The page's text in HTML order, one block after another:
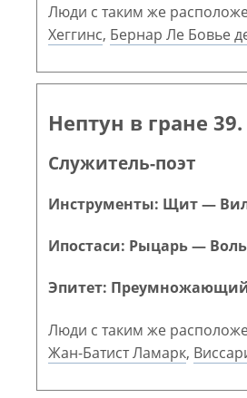
Люди с таким же
Хеггинс, Бернар Ле Бовье
Нептун в гране
Служитель-поэт
Инструменты: Щит —
Ипостаси: Рыцарь —
Эпитет:
Люди с таким же
Жан-Батист Ламарк,